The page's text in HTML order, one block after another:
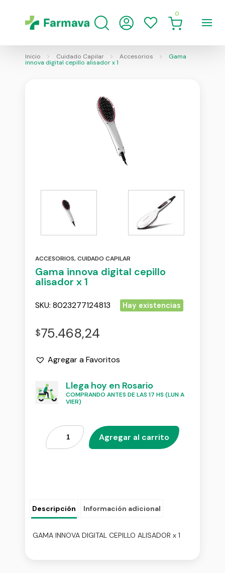
0
Inicio Cuidado Capilar Accesorios Gama
innova digital cepillo alisador x 1
ACCESORIOS,CUIDADO CAPILAR
Gama innova digital cepillo
alisador x 1
SKU: 8023277124813 Hay existencias
$75.468,24
Agregar a Favoritos
Llega hoy en Rosario
COMPRANDO ANTES DE LAS 17 HS (LUN A
VIER)
Agregar al carrito
Descripción Información adicional
GAMA INNOVA DIGITAL CEPILLO ALISADOR x 1